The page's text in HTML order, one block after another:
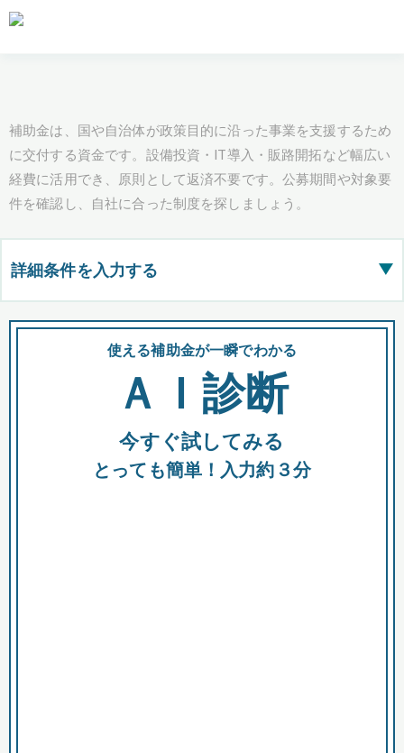
補助金は、国や自治体が政策目的に沿った事業を支援するため
に交付する資金です。設備投資・IT導入・販路開拓など幅広い
経費に活用でき、原則として返済不要です。公募期間や対象要
件を確認し、自社に合った制度を探しましょう。
詳細条件を入力する ▶
都道府県
全国の検索結果を含めて表示
助成金 融資 出資
使える補助金が一瞬でわかる
ＡＩ診断
今すぐ試してみる
とっても簡単！入力約３分